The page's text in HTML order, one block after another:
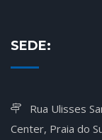
SEDE:
Rua Ulisses
Center, Praia do